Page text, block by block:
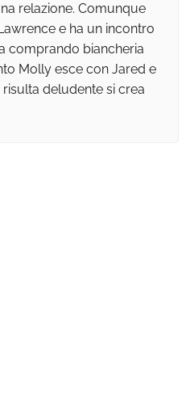
relazione. Comunque
e ha un incontro
comprando biancheria
Molly esce con Jared e
deludente si crea